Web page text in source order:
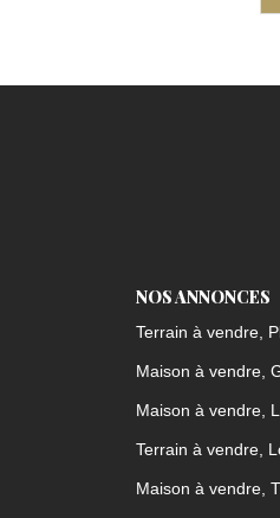
NOS ANNONCES
Terrain à vendre,
Maison à vendre,
Maison à vendre,
Terrain à vendre,
Maison à vendre,